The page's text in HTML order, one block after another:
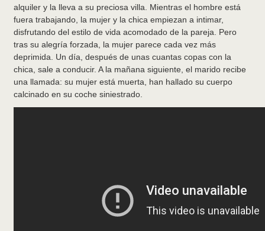
alquiler y la lleva a su preciosa villa. Mientras el hombre está
fuera trabajando, la mujer y la chica empiezan a intimar,
disfrutando del estilo de vida acomodado de la pareja. Pero
tras su alegría forzada, la mujer parece cada vez más
deprimida. Un día, después de unas cuantas copas con la
chica, sale a conducir. A la mañana siguiente, el marido recibe
una llamada: su mujer está muerta, han hallado su cuerpo
calcinado en su coche siniestrado.